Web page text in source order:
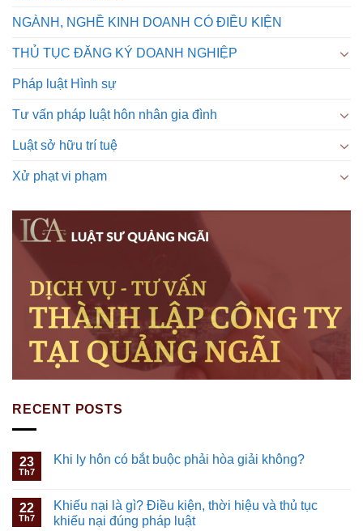
NGÀNH, NGHỀ KINH DOANH CÓ ĐIỀU KIỆN
THỦ TỤC ĐĂNG KÝ DOANH NGHIỆP
Pháp luật Hình sự
Tư vấn pháp luật hôn nhân gia đình
Luật sở hữu trí tuệ
Xử phạt vi phạm
RECENT POSTS
23
Th7
Khi ly hôn có bắt buộc phải hòa giải không?
22
Th7
Khiếu nại là gì? Điều kiện, thời hiệu và thủ tục
khiếu nại đúng pháp luật